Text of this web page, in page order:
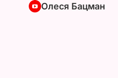
Олеся Бацман